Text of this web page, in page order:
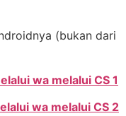
(bukan dari
wa melalui CS 1
wa melalui CS 2